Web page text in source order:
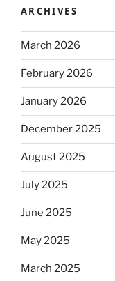
ARCHIVES
March 2026
February 2026
January 2026
December 2025
August 2025
July 2025
June 2025
May 2025
March 2025